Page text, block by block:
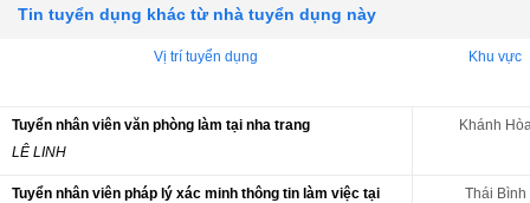
Tin tuyển dụng khác từ nhà tuyển dụng này
Vị trí tuyển dụng Khu vực
Tuyển nhân viên văn phòng làm tại nha trang
LÊ LINH
Khánh
Tuyển nhân viên pháp lý xác minh thông tin làm việc tại
Thái Bình